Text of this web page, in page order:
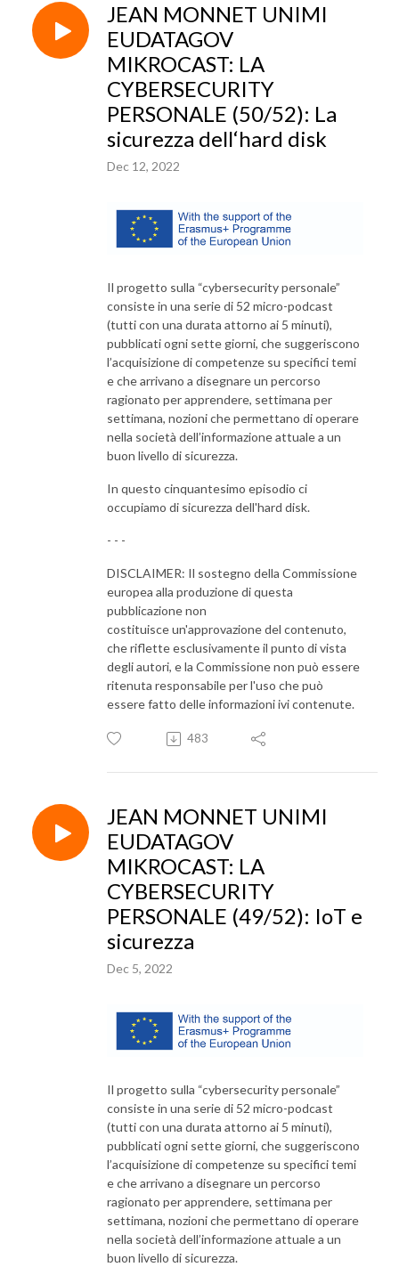
JEAN MONNET UNIMI
EUDATAGOV
MIKROCAST: LA
CYBERSECURITY
PERSONALE (50/52): La
sicurezza dell‘hard disk
Dec 12, 2022
Il progetto sulla “cybersecurity personale”
consiste in una serie di 52 micro-podcast
(tutti con una durata attorno ai 5 minuti),
pubblicati ogni sette giorni, che suggeriscono
l’acquisizione di competenze su specifici temi
e che arrivano a disegnare un percorso
ragionato per apprendere, settimana per
settimana, nozioni che permettano di operare
nella società dell’informazione attuale a un
buon livello di sicurezza.
In questo cinquantesimo episodio ci
occupiamo di sicurezza dell'hard disk.
- - -
DISCLAIMER: Il sostegno della Commissione
europea alla produzione di questa
pubblicazione non
costituisce un'approvazione del contenuto,
che riflette esclusivamente il punto di vista
degli autori, e la Commissione non può essere
ritenuta responsabile per l'uso che può
essere fatto delle informazioni ivi contenute.
483
JEAN MONNET UNIMI
EUDATAGOV
MIKROCAST: LA
CYBERSECURITY
PERSONALE (49/52): IoT e
sicurezza
Dec 5, 2022
Il progetto sulla “cybersecurity personale”
consiste in una serie di 52 micro-podcast
(tutti con una durata attorno ai 5 minuti),
pubblicati ogni sette giorni, che suggeriscono
l’acquisizione di competenze su specifici temi
e che arrivano a disegnare un percorso
ragionato per apprendere, settimana per
settimana, nozioni che permettano di operare
nella società dell’informazione attuale a un
buon livello di sicurezza.